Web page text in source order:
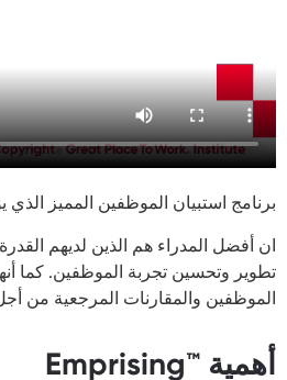
برنامج استبيان الموظفين المميز الذي
ان أفضل المدراء هم الذين لديهم
تطوير وتحسين تجربة الموظفين. كما
الموظفين والمقارنات المرجعية من
أهمية ™Emprising